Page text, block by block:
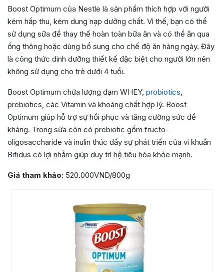
Boost Optimum của Nestle là sản phẩm thích hợp với người
kém hấp thu, kém dung nạp dưỡng chất. Vì thế, bạn có thể
sử dụng sữa để thay thế hoàn toàn bữa ăn và có thể ăn qua
ống thông hoặc dùng bổ sung cho chế độ ăn hàng ngày. Đây
là công thức dinh dưỡng thiết kế đặc biệt cho người lớn nên
không sử dụng cho trẻ dưới 4 tuổi.
Boost Optimum chứa lượng đạm WHEY, probiotics,
prebiotics, các Vitamin và khoáng chất hợp lý. Boost
Optimum giúp hỗ trợ sự hồi phục và tăng cường sức đề
kháng. Trong sữa còn có prebiotic gồm fructo-
oligosaccharide và inulin thúc đẩy sự phát triển của vi khuẩn
Bifidus có lợi nhằm giúp duy trì hệ tiêu hóa khỏe mạnh.
Giá tham khảo: 520.000VND/800g